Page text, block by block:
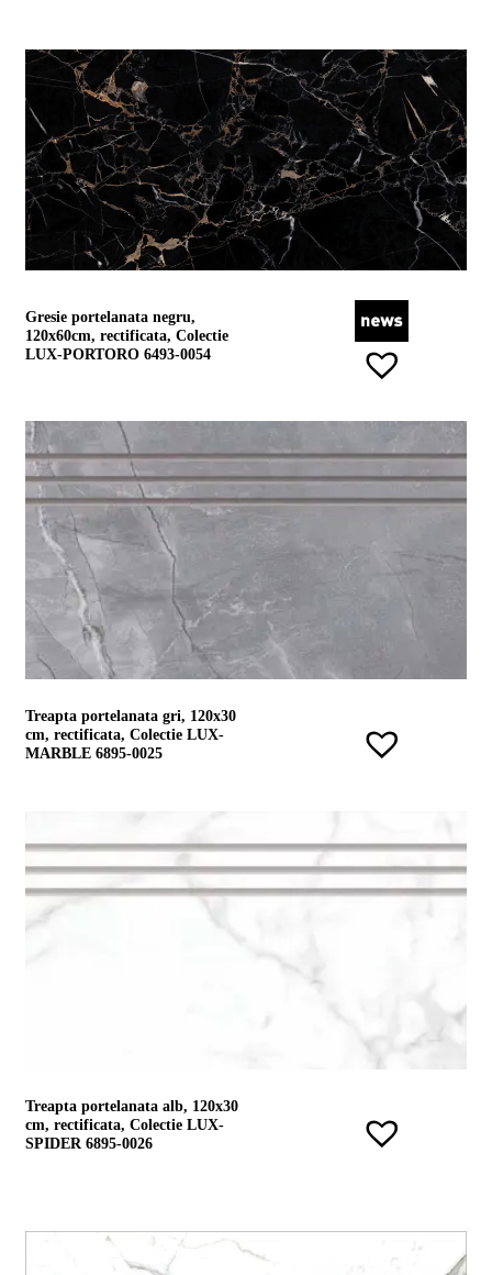
Gresie portelanata negru,
120x60cm, rectificata, Colectie
LUX-PORTORO 6493-0054
Treapta portelanata gri, 120x30
cm, rectificata, Colectie LUX-
MARBLE 6895-0025
Treapta portelanata alb, 120x30
cm, rectificata, Colectie LUX-
SPIDER 6895-0026